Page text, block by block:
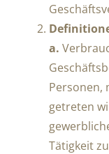
a.
Personen,
getreten
Tätigkeit